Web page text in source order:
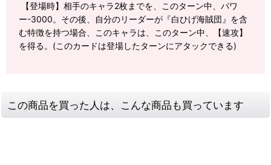
【登場時】相手のキャラ2枚までを、このターン中、パワ
ー-3000。その後、自分のリーダーが『白ひげ海賊団』を含
む特徴を持つ場合、このキャラは、このターン中、【速攻】
を得る。(このカードは登場したターンにアタックできる)
この商品を買った人は、こんな商品も買っています